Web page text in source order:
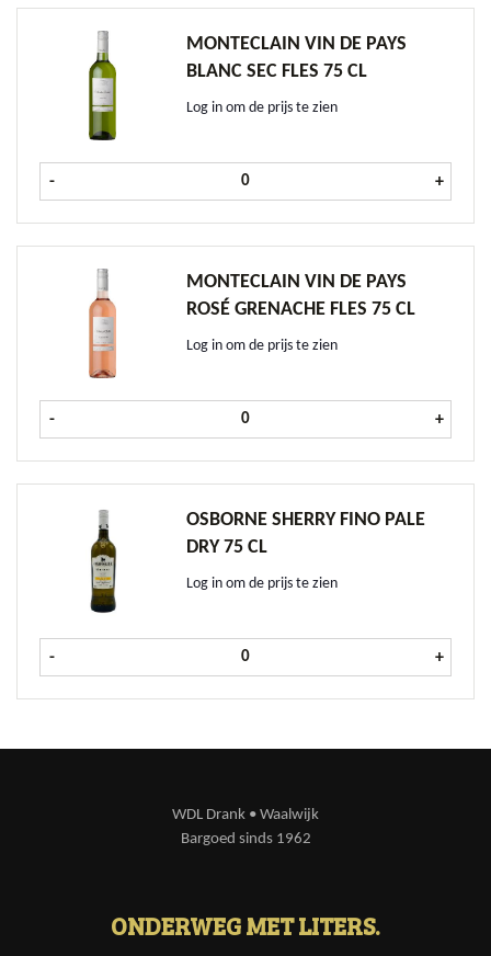
MONTECLAIN VIN DE PAYS
BLANC SEC FLES 75 CL
Log in om de prijs te zien
- Monteclain Vin de Pays Blanc Sec
+
MONTECLAIN VIN DE PAYS
ROSÉ GRENACHE FLES 75 CL
Log in om de prijs te zien
- Monteclain Vin de Pays Rosé
+
OSBORNE SHERRY FINO PALE
DRY 75 CL
Log in om de prijs te zien
- Osborne Sherry Fino Pale Dry 75
+
WDL Drank • Waalwijk
Bargoed sinds 1962
ONDERWEG MET LITERS.